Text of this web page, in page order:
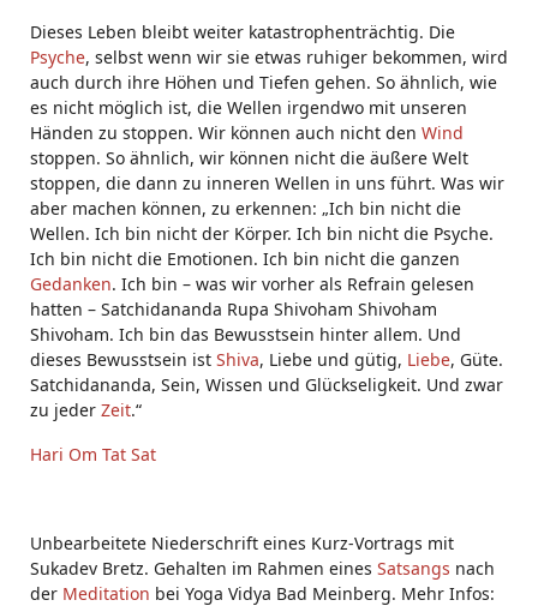
Dieses Leben bleibt weiter katastrophenträchtig. Die
Psyche, selbst wenn wir sie etwas ruhiger bekommen, wird
auch durch ihre Höhen und Tiefen gehen. So ähnlich, wie
es nicht möglich ist, die Wellen irgendwo mit unseren
Händen zu stoppen. Wir können auch nicht den Wind
stoppen. So ähnlich, wir können nicht die äußere Welt
stoppen, die dann zu inneren Wellen in uns führt. Was wir
aber machen können, zu erkennen: „Ich bin nicht die
Wellen. Ich bin nicht der Körper. Ich bin nicht die Psyche.
Ich bin nicht die Emotionen. Ich bin nicht die ganzen
Gedanken. Ich bin – was wir vorher als Refrain gelesen
hatten – Satchidananda Rupa Shivoham Shivoham
Shivoham. Ich bin das Bewusstsein hinter allem. Und
dieses Bewusstsein ist Shiva, Liebe und gütig, Liebe, Güte.
Satchidananda, Sein, Wissen und Glückseligkeit. Und zwar
zu jeder Zeit.“
Hari Om Tat Sat
Unbearbeitete Niederschrift eines Kurz-Vortrags mit
Sukadev Bretz. Gehalten im Rahmen eines Satsangs nach
der Meditation bei Yoga Vidya Bad Meinberg. Mehr Infos: